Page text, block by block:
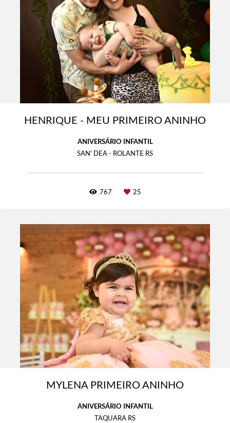
HENRIQUE - MEU PRIMEIRO ANINHO
ANIVERSÁRIO INFANTIL
SAN' DEA - ROLANTE RS
767 25
MYLENA PRIMEIRO ANINHO
ANIVERSÁRIO INFANTIL
TAQUARA RS